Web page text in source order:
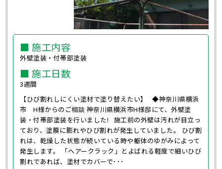
■ 施工内容
外壁塗装・付帯部塗装
■ 施工日数
3週間
【ひび割れしにくい塗材で塗り替えたい】 ◆神奈川県横浜
市 H様からのご相談 神奈川県横浜市H様邸にて、外壁塗
装・付帯部塗装を行いました! 施工前の外壁は汚れが目立っ
ており、塗膜に膨れやひび割れが発生していました。 ひび割
れは、乾燥した状態が続いている時や躯体のゆがみによって
発生します。 「ヘアークラック」とよばれる軽度で細いひび
割れであれば、塗材でカバーで･･･